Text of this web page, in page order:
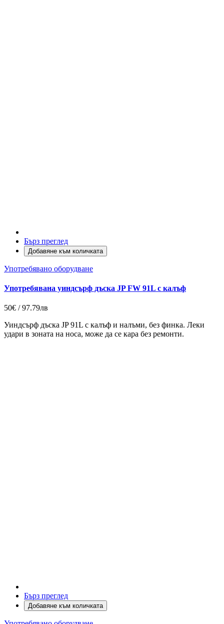
Бърз преглед
Добавяне към количката
Употребявано оборудване
Употребявана уиндсърф дъска JP FW 91L с калъф
50€ / 97.79лв
Уиндсърф дъска JP 91L с калъф и налъми, без финка. Леки
удари в зоната на носа, може да се кара без ремонти.
Бърз преглед
Добавяне към количката